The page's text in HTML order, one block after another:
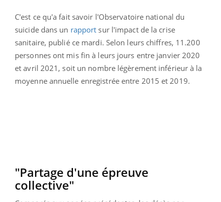
C'est ce qu'a fait savoir l'Observatoire national du
suicide dans un rapport sur l'impact de la crise
sanitaire, publié ce mardi. Selon leurs chiffres, 11.200
personnes ont mis fin à leurs jours entre janvier 2020
et avril 2021, soit un nombre légèrement inférieur à la
moyenne annuelle enregistrée entre 2015 et 2019.
"Partage d'une épreuve
collective"